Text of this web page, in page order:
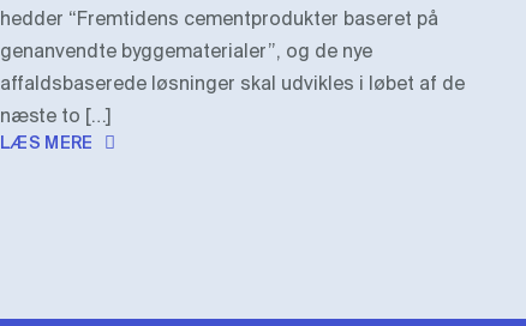
hedder “Fremtidens cementprodukter baseret på
genanvendte byggematerialer”, og de nye
affaldsbaserede løsninger skal udvikles i løbet af de
næste to […]
LÆS MERE